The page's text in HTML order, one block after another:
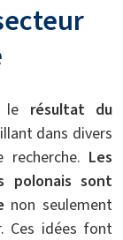
le résultat du
dans divers
recherche. Les
polonais sont
non seulement
Ces idées font